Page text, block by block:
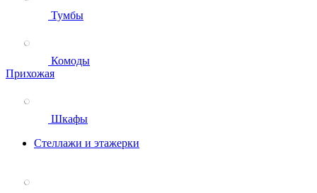
Тумбы
Комоды
Прихожая
Шкафы
Стеллажи и этажерки